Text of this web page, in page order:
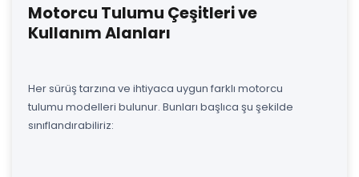
Motorcu Tulumu Çeşitleri ve
Kullanım Alanları
Her sürüş tarzına ve ihtiyaca uygun farklı motorcu
tulumu modelleri bulunur. Bunları başlıca şu şekilde
sınıflandırabiliriz: